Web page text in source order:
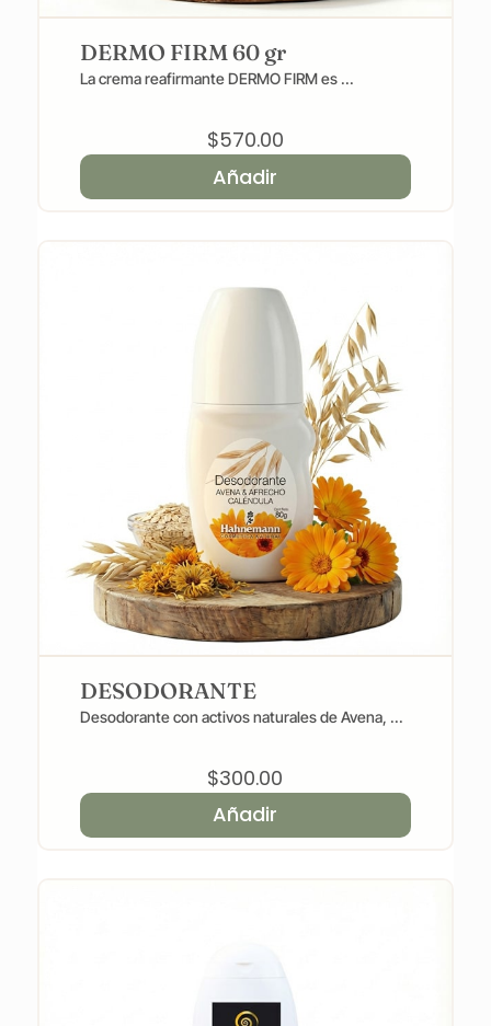
DERMO FIRM 60 gr
La crema reafirmante DERMO FIRM es ...
$570.00
Añadir
DESODORANTE
Desodorante con activos naturales de Avena, ...
$300.00
Añadir